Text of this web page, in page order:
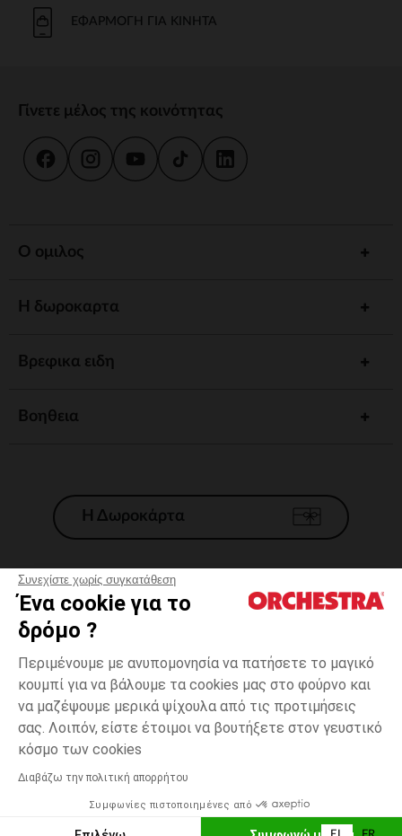
Συνεχίστε χωρίς συγκατάθεση
Ένα cookie για το
δρόμο ?
Περιμένουμε με ανυπομονησία να πατήσετε το μαγικό
κουμπί για να βάλουμε τα cookies μας στο φούρνο και
να μαζέψουμε μερικά ψίχουλα από τις προτιμήσεις
σας. Λοιπόν, είστε έτοιμοι να βουτήξετε στον γευστικό
κόσμο των cookies
Διαβάζω την πολιτική απορρήτου
Συμφωνίες πιστοποιημένες από
Λευκό
one
Δυνατότητα πληρωμής με
ΠΡΟΣΘΉΚΗ ΣΤΟ ΚΑΛΆΘΙ
ΕΦΑΡΜΟΓΉ ΓΙΑ ΚΙΝΗΤΆ
Γίνετε μέλος της κοινότητας
Ο ομιλος
Η δωροκαρτα
Βρεφικα ειδη
Βοηθεια
Η Δωροκάρτα
Γενικοί 'Οροι Πώλησης
*Εμπορικες προσφορες
Προσωπικά δεδομένα
Διαχείρηση των cookies
Προσβασιμότητα: μη συμμορφούμενη
H Orchestra συμμετέχει στον κωδικά δεοντολογίας και στο σύστημα
μεσολάβησης της Γαλλικής Ομοσπονδίας Ηλεκτρονικού Εμπορίου.